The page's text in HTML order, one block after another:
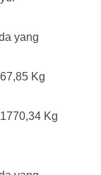
yang
Kg
Kg